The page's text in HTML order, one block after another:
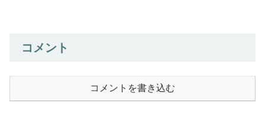
コメント
コメントを書き込む